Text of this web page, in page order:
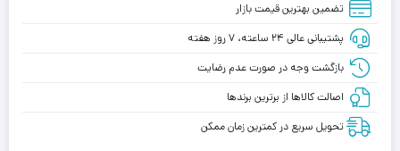
تضمین بهترین قیمت بازار
پشتیبانی عالی ۲۴ ساعته، ۷ روز هفته
بازگشت وجه در صورت عدم رضایت
اصالت کالاها از برترین برندها
تحویل سریع در کمترین زمان ممکن